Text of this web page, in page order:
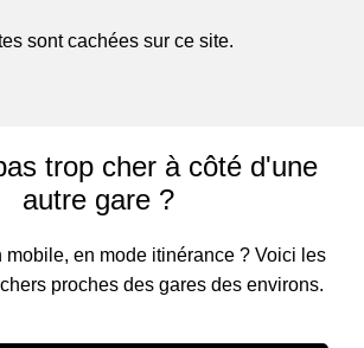
sont cachées sur ce site.
trop cher à côté d'une
autre gare ?
mobile, en mode itinérance ? Voici les
proches des gares des environs.